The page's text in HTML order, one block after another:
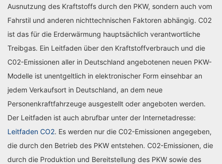
Ausnutzung des Kraftstoffs durch den PKW, sondern auch vom
Fahrstil und anderen nichttechnischen Faktoren abhängig. C02
ist das für die Erderwärmung hauptsächlich verantwortliche
Treibgas. Ein Leitfaden über den Kraftstoffverbrauch und die
C02-Emissionen aller in Deutschland angebotenen neuen PKW-
Modelle ist unentgeltlich in elektronischer Form einsehbar an
jedem Verkaufsort in Deutschland, an dem neue
Personenkraftfahrzeuge ausgestellt oder angeboten werden.
Der Leitfaden ist auch abrufbar unter der Internetadresse:
Leitfaden CO2. Es werden nur die C02-Emissionen angegeben,
die durch den Betrieb des PKW entstehen. C02-Emissionen, die
durch die Produktion und Bereitstellung des PKW sowie des